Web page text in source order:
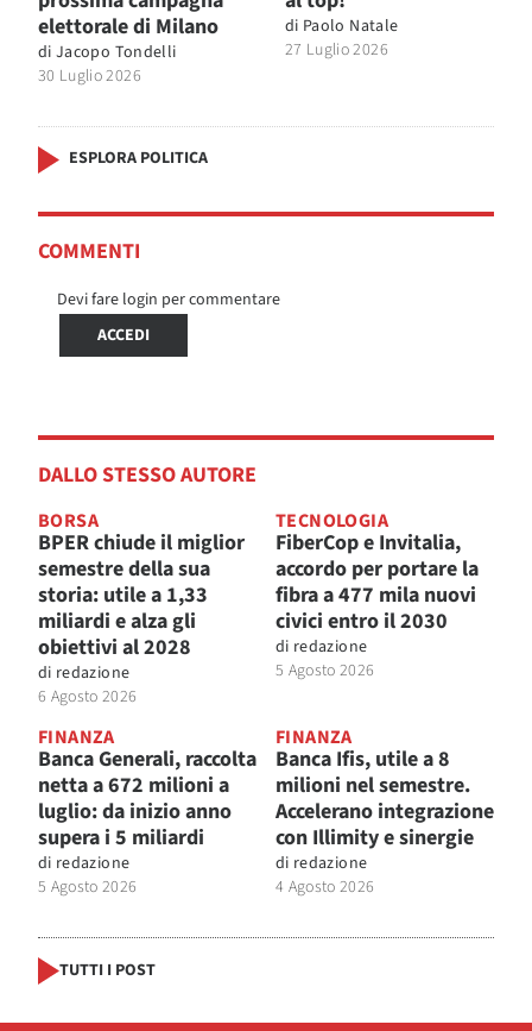
elettorale di Milano
di Jacopo Tondelli
30 Luglio 2026
di Paolo Natale
27 Luglio 2026
ESPLORA POLITICA
COMMENTI
Devi fare login per commentare
ACCEDI
DALLO STESSO AUTORE
BORSA
BPER chiude il miglior
semestre della sua
storia: utile a 1,33
miliardi e alza gli
obiettivi al 2028
di redazione
6 Agosto 2026
TECNOLOGIA
FiberCop e Invitalia,
accordo per portare la
fibra a 477 mila nuovi
civici entro il 2030
di redazione
5 Agosto 2026
FINANZA
Banca Generali, raccolta
netta a 672 milioni a
luglio: da inizio anno
supera i 5 miliardi
di redazione
5 Agosto 2026
FINANZA
Banca Ifis, utile a 8
milioni nel semestre.
Accelerano integrazione
con Illimity e sinergie
di redazione
4 Agosto 2026
TUTTI I POST